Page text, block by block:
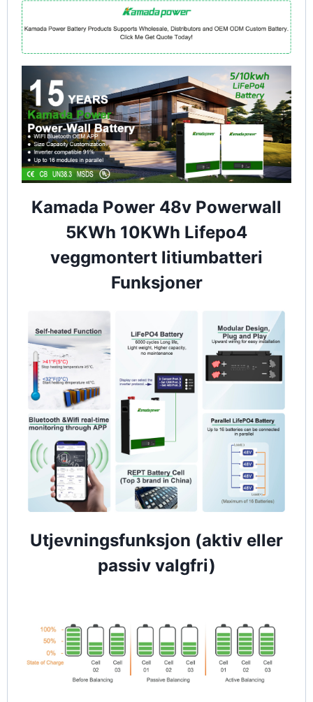
Kamada Power 48v Powerwall
5KWh 10KWh Lifepo4
veggmontert litiumbatteri
Funksjoner
Utjevningsfunksjon (aktiv eller
passiv valgfri)